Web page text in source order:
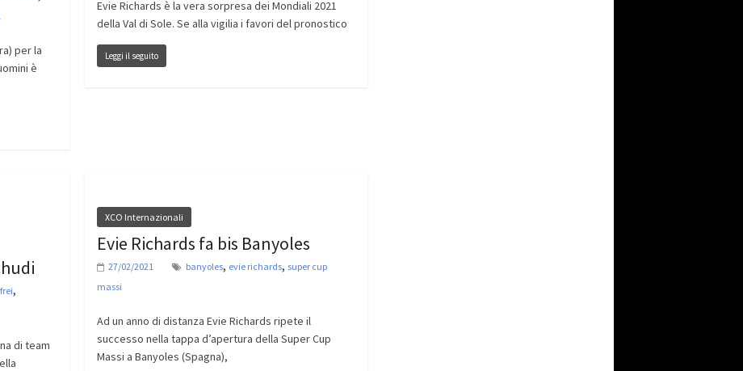
per la
è
Evie Richards è la vera sorpresa dei Mondiali 2021
della Val di Sole. Se alla vigilia i favori del pronostico
Leggi il seguito
,
di team
XCO Internazionali
Evie Richards fa bis Banyoles
27/02/2021 banyoles, evie richards, super cup
massi
Ad un anno di distanza Evie Richards ripete il
successo nella tappa d’apertura della Super Cup
Massi a Banyoles (Spagna),